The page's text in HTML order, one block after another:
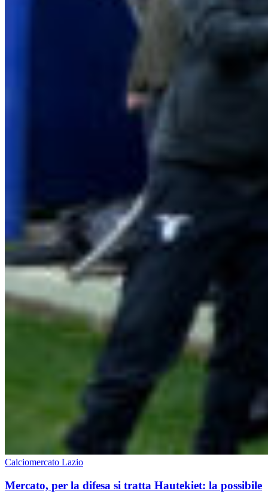
Calciomercato Lazio
Mercato, per la difesa si tratta Hautekiet: la possibile